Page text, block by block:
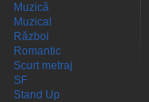
Muzică
Muzical
Război
Romantic
Scurt metraj
SF
Stand Up